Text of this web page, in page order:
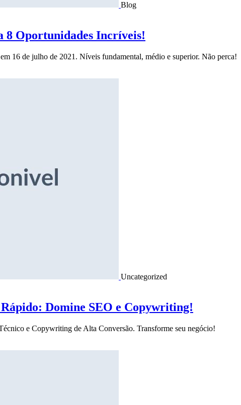
Blog
8 Oportunidades Incríveis!
16 de julho de 2021. Níveis fundamental, médio e superior. Não perca!
Uncategorized
Domine SEO e Copywriting!
e Copywriting de Alta Conversão. Transforme seu negócio!